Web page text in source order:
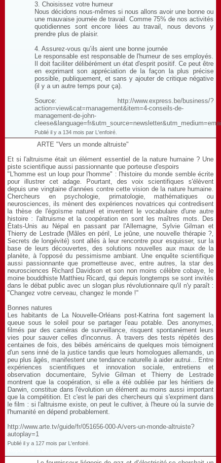
3. Choisissez votre humeur
Nous décidons nous-mêmes si nous allons avoir une bonne ou
une mauvaise journée de travail. Comme 75% de nos activités
quotidiennes sont encore liées au travail, nous devons y
prendre plus de plaisir.
4. Assurez-vous qu’ils aient une bonne journée
Le responsable est responsable de l'humeur de ses employés.
Il doit faciliter délibérément un état d'esprit positif. Ce peut être
en exprimant son appréciation de la façon la plus précise
possible, publiquement, et sans y ajouter de critique négative
(il y a un autre temps pour ça).
Source:
http://www.express.be/business/?
action=view&cat=management&item=4-conseils-de-
management-de-john-
Publié il y a 134 mois par L'enfoiré.
ARTE "Vers un monde altruiste"
Et si l'altruisme était un élément essentiel de la nature humaine ? Une
piste scientifique aussi passionnante que porteuse d'espoirs
"L'homme est un loup pour l'homme" : l'histoire du monde semble écrite
pour illustrer cet adage. Pourtant, des voix scientifiques s'élèvent
depuis une vingtaine d'années contre cette vision de la nature humaine.
Chercheurs en psychologie, primatologie, mathématiques ou
neurosciences, ils mènent des expériences novatrices qui contredisent
la thèse de l'égoïsme naturel et inventent le vocabulaire d'une autre
histoire : l'altruisme et la coopération en sont les maîtres mots. Des
États-Unis au Népal en passant par l'Allemagne, Sylvie Gilman et
Thierry de Lestrade (Mâles en péril, Le jeûne, une nouvelle thérapie ?,
Secrets de longévité) sont allés à leur rencontre pour esquisser, sur la
base de leurs découvertes, des solutions nouvelles aux maux de la
planète, à l'opposé du pessimisme ambiant. Une enquête scientifique
aussi passionnante que prometteuse avec, entre autres, la star des
neurosciences Richard Davidson et son non moins célèbre cobaye, le
moine bouddhiste Matthieu Ricard, qui depuis longtemps se sont invités
dans le débat public avec un slogan plus révolutionnaire qu'il n'y paraît :
"Changez votre cerveau, changez le monde !"
Bonnes natures
Les habitants de La Nouvelle-Orléans post-Katrina font sagement la
queue sous le soleil pour se partager l'eau potable. Des anonymes,
filmés par des caméras de surveillance, risquent spontanément leurs
vies pour sauver celles d'inconnus. À travers des tests répétés des
centaines de fois, des bébés américains de quelques mois témoignent
d'un sens inné de la justice tandis que leurs homologues allemands, un
peu plus âgés, manifestent une tendance naturelle à aider autrui... Entre
expériences scientifiques et innovation sociale, entretiens et
observation documentaire, Sylvie Gilman et Thierry de Lestrade
montrent que la coopération, si elle a été oubliée par les héritiers de
Darwin, constitue dans l'évolution un élément au moins aussi important
que la compétition. Et c'est le pari des chercheurs qui s'expriment dans
le film : si l'altruisme existe, on peut le cultiver, à l'heure où la survie de
l'humanité en dépend probablement.
http://www.arte.tv/guide/fr/051656-000-A/vers-un-monde-altruiste?
autoplay=1
Publié il y a 127 mois par L'enfoiré.